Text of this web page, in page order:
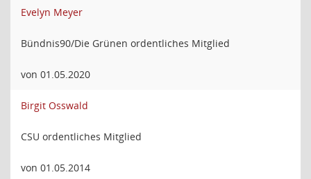
Evelyn Meyer
Bündnis90/Die Grünen ordentliches Mitglied
von 01.05.2020
Birgit Osswald
CSU ordentliches Mitglied
von 01.05.2014